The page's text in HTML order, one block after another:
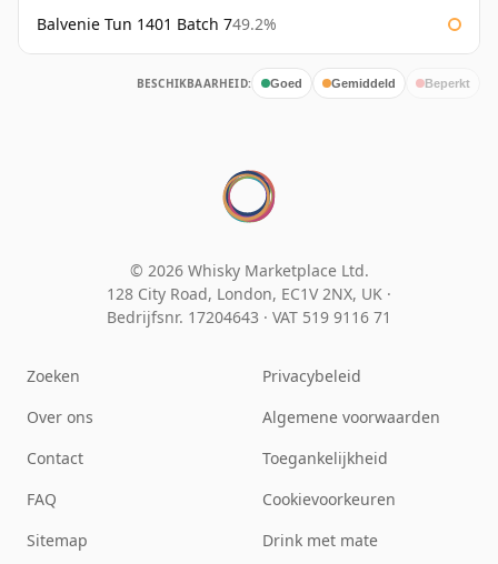
Balvenie Tun 1401 Batch 749.2%
BESCHIKBAARHEID: Goed Gemiddeld Beperkt
© 2026 Whisky Marketplace Ltd.
128 City Road, London, EC1V 2NX, UK ·
Bedrijfsnr. 17204643 · VAT 519 9116 71
Zoeken
Over ons
Contact
FAQ
Sitemap
Privacybeleid
Algemene voorwaarden
Toegankelijkheid
Cookievoorkeuren
Drink met mate